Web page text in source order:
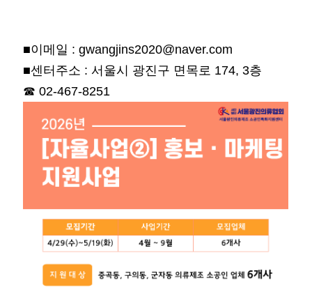
■이메일 : gwangjins2020@naver.com
■센터주소 : 서울시 광진구 면목로 174, 3층
☎02-467-8251